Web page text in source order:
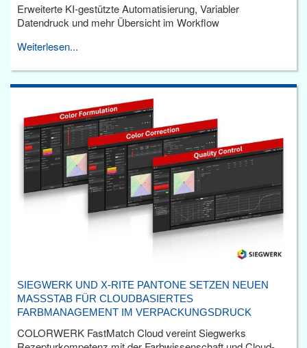
Erweiterte KI-gestützte Automatisierung, Variabler
Datendruck und mehr Übersicht im Workflow
Weiterlesen...
SIEGWERK UND X-RITE PANTONE SETZEN NEUEN
MASSSTAB FÜR CLOUDBASIERTES F
ARBMANAGEMENT IM VERPACKUNGSDRUCK
COLORWERK FastMatch Cloud vereint Siegwerks